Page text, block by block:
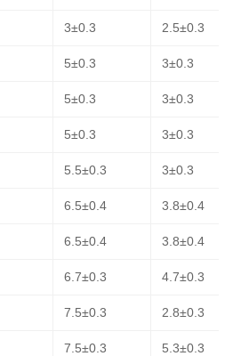
3±0.3 2.5±0.3
5±0.3 3±0.3
5±0.3 3±0.3
5±0.3 3±0.3
5.5±0.3 3±0.3
6.5±0.4 3.8±0.4
6.5±0.4 3.8±0.4
6.7±0.3 4.7±0.3
7.5±0.3 2.8±0.3
7.5±0.3 5.3±0.3